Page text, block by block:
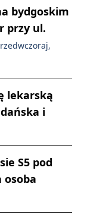
bydgoskim
przy ul.
lekarską
i
S5 pod
osoba